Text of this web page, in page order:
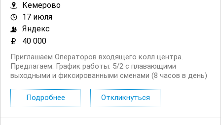
Кемерово
17 июля
Яндекс
40 000
Приглашаем Операторов входящего колл центра.
Предлагаем: График работы: 5/2 с плавающими
выходными и фиксированными сменами (8 часов в день)
Удалённую работу и гибкий график — 5/2 с плавающими
выходными и фиксированными сменами...
Подробнее Откликнуться